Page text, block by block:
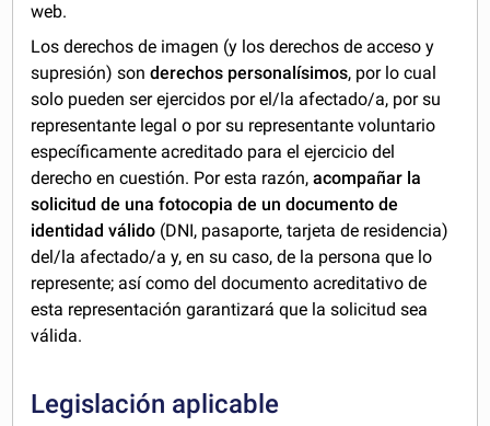
web.
Los derechos de imagen (y los derechos de acceso y
supresión) sonderechos personalísimos, por lo cual
solo pueden ser ejercidos por el/la afectado/a, por su
representante legal o por su representante voluntario
específicamente acreditado para el ejercicio del
derecho en cuestión. Por esta razón,acompañar la
solicitud de una fotocopia de un documento de
identidad válido (DNI, pasaporte, tarjeta de residencia)
del/la afectado/a y, en su caso, de la persona que lo
represente; así como del documento acreditativo de
esta representación garantizará que la solicitud sea
válida.
Legislación aplicable